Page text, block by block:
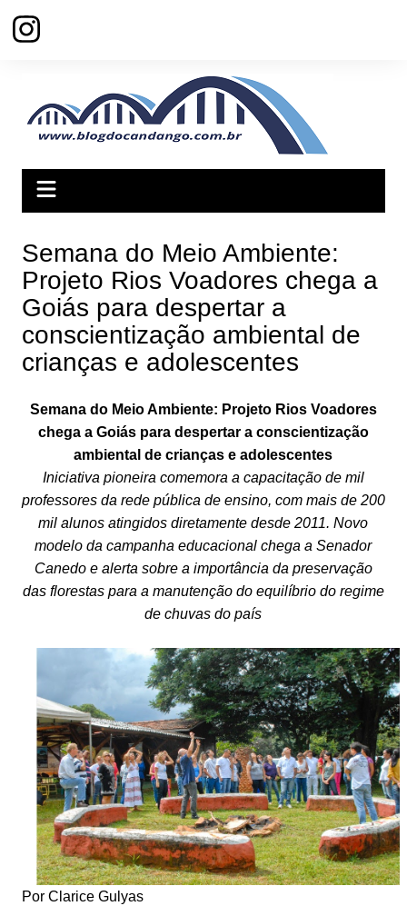
para
Semana do Meio Ambiente:
Projeto Rios Voadores chega a
Goiás para despertar a
conscientização ambiental de
crianças e adolescentes
Semana do Meio Ambiente: Projeto Rios Voadores
chega a Goiás para despertar a conscientização
ambiental de crianças e adolescentes
Iniciativa pioneira comemora a capacitação de mil
professores da rede pública de ensino, com mais de 200
mil alunos atingidos diretamente desde 2011. Novo
modelo da campanha educacional chega a Senador
Canedo e alerta sobre a importância da preservação
das florestas para a manutenção do equilíbrio do regime
de chuvas do país
Por Clarice Gulyas